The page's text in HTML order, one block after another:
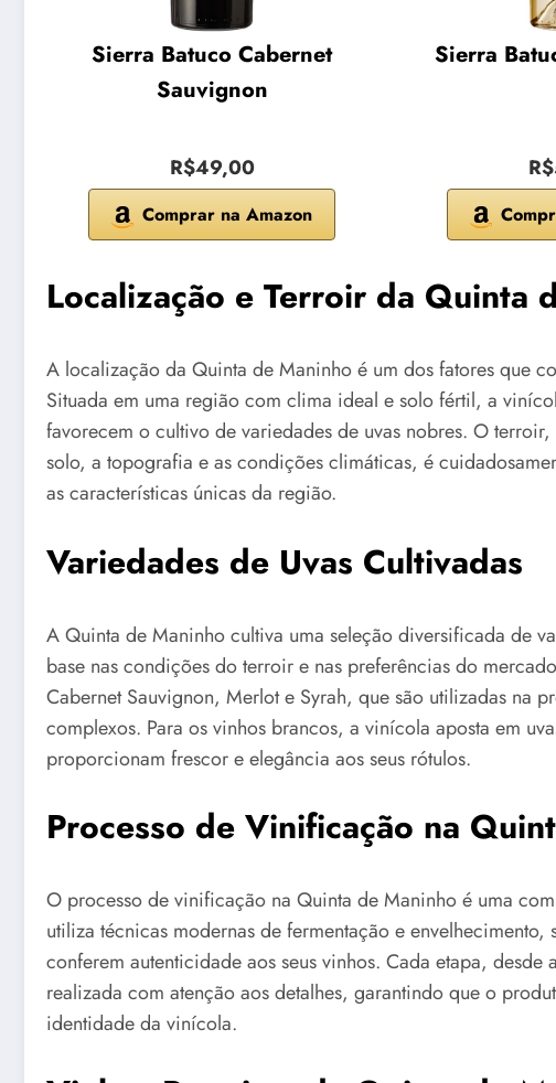
Sierra Batuco Cabernet
Sauvignon
R$49,00
Comprar na Amazon
Sierra
Localização e Terroir da Quinta
A localização da Quinta de Maninho é um dos fatores que
Situada em uma região com clima ideal e solo fértil, a
favorecem o cultivo de variedades de uvas nobres. O
solo, a topografia e as condições climáticas, é
as características únicas da região.
Variedades de Uvas Cultivadas
A Quinta de Maninho cultiva uma seleção diversificada de
base nas condições do terroir e nas preferências do
Cabernet Sauvignon, Merlot e Syrah, que são utilizadas na
complexos. Para os vinhos brancos, a vinícola aposta em
proporcionam frescor e elegância aos seus rótulos.
Processo de Vinificação na
O processo de vinificação na Quinta de Maninho é uma
utiliza técnicas modernas de fermentação e
conferem autenticidade aos seus vinhos. Cada etapa,
realizada com atenção aos detalhes, garantindo que o
identidade da vinícola.